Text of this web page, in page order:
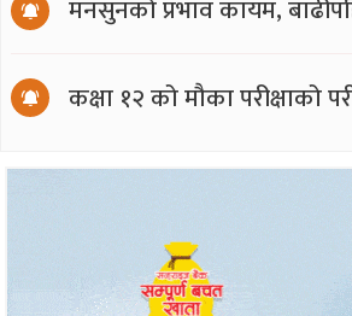
मनसुनको प्रभाव कायम,
कक्षा १२ को मौका परीक्षाको